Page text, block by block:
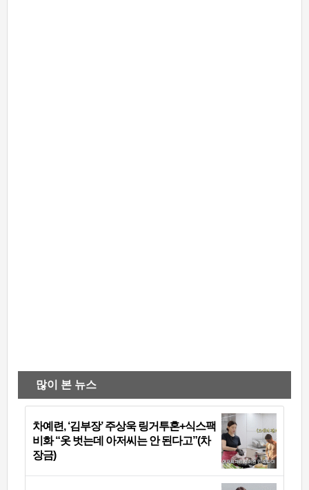
많이 본 뉴스
차예련, ‘김부장’ 주상욱 링거투혼+식스팩
비화 “옷 벗는데 아저씨는 안 된다고”(차
장금)